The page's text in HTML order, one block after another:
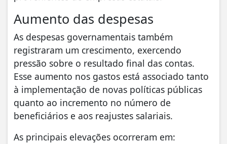
Aumento das despesas
As despesas governamentais também
registraram um crescimento, exercendo
pressão sobre o resultado final das contas.
Esse aumento nos gastos está associado tanto
à implementação de novas políticas públicas
quanto ao incremento no número de
beneficiários e aos reajustes salariais.
As principais elevações ocorreram em: